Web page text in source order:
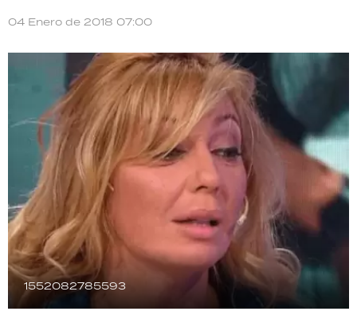
04 Enero de 2018 07:00
1552082785593
DEPORTES
TECNOLOGÍA
RECETAS
PALABRAS
HORÓSCOPO
Seguinos